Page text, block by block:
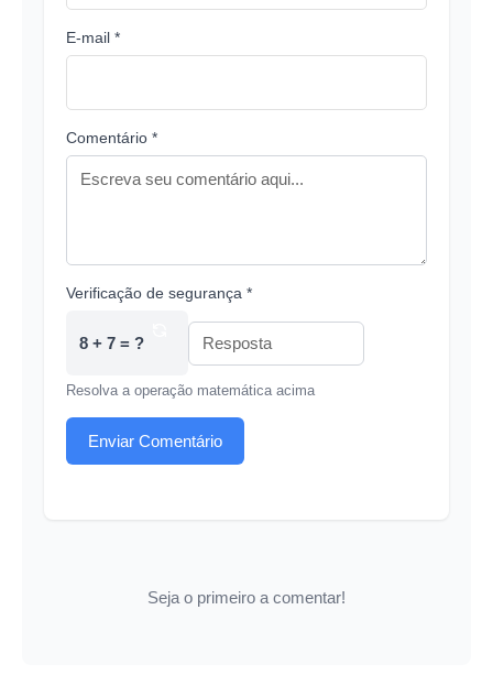
E-mail *
Comentário *
Verificação de segurança *
8 + 7 = ?
Resolva a operação matemática acima
Enviar Comentário
Seja o primeiro a comentar!